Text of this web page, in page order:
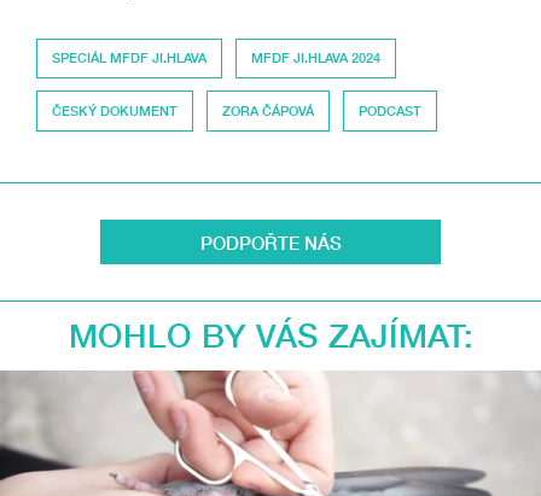
SPECIÁL MFDF JI.HLAVA MFDF JI.HLAVA 2024
ČESKÝ DOKUMENT ZORA ČÁPOVÁ PODCAST
PODPOŘTE NÁS
MOHLO BY VÁS ZAJÍMAT: